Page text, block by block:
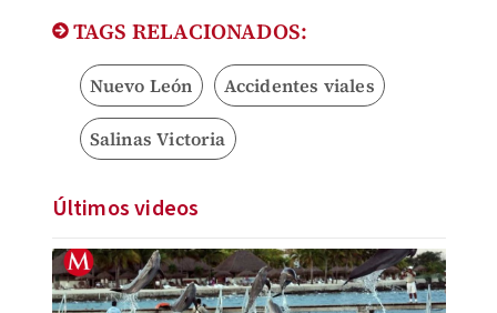
TAGS RELACIONADOS:
Nuevo León Accidentes viales
Salinas Victoria
Últimos videos